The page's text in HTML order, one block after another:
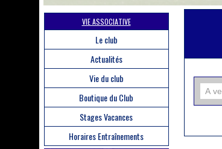
VIE ASSOCIATIVE
Le club
Actualités
Vie du club
Boutique du Club
Stages Vacances
Horaires Entraînements